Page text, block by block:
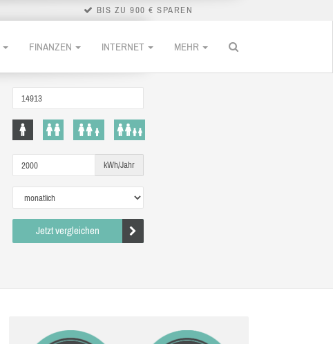
BIS ZU 900 € SPAREN
FINANZEN INTERNET MEHR
kWh/Jahr
Jetzt vergleichen